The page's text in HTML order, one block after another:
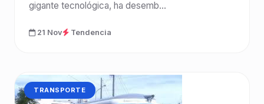
gigante tecnológica, ha desemb...
21 Nov Tendencia
CATEGORÍA:
TRANSPORTE